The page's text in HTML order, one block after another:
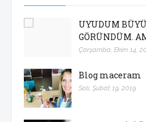
UYUDUM
GÖRÜNDÜM.
Çarşamba, Ekim 14,
Blog maceram
Salı, Şubat 19, 2019